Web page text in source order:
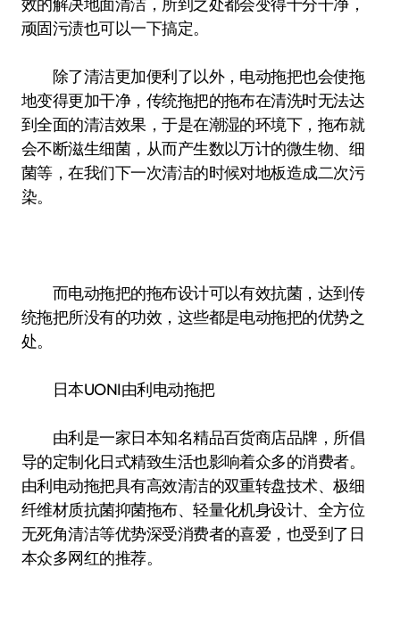
顽固污渍也可以一下搞定。
除了清洁更加便利了以外，电动拖把也会使拖
地变得更加干净，传统拖把的拖布在清洗时无法达
到全面的清洁效果，于是在潮湿的环境下，拖布就
会不断滋生细菌，从而产生数以万计的微生物、细
菌等，在我们下一次清洁的时候对地板造成二次污
染。
而电动拖把的拖布设计可以有效抗菌，达到传
统拖把所没有的功效，这些都是电动拖把的优势之
处。
日本UONI由利电动拖把
由利是一家日本知名精品百货商店品牌，所倡
导的定制化日式精致生活也影响着众多的消费者。
由利电动拖把具有高效清洁的双重转盘技术、极细
纤维材质抗菌抑菌拖布、轻量化机身设计、全方位
无死角清洁等优势深受消费者的喜爱，也受到了日
本众多网红的推荐。